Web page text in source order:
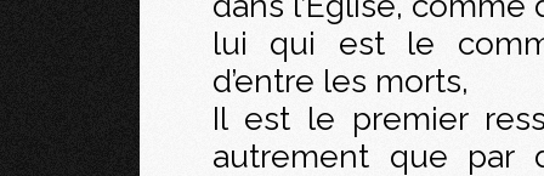
lui qui est le
d’entre les morts,
Il est le premier
autrement que par